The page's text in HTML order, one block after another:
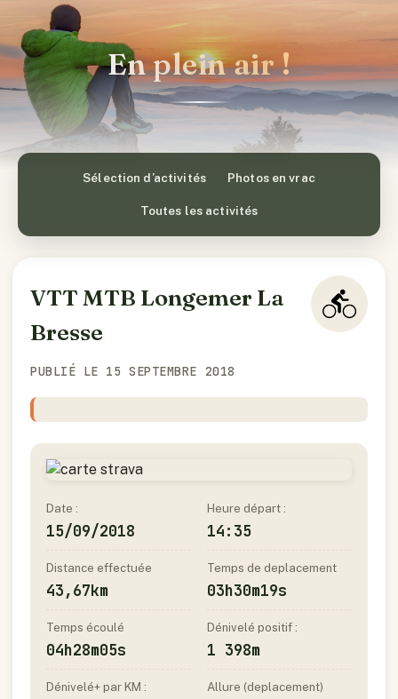
En plein air !
Sélection d’activités Photos en vrac
Toutes les activités
VTT MTB Longemer La
Bresse
PUBLIÉ LE 15 SEPTEMBRE 2018
Date :
15/09/2018
Heure départ :
14:35
Distance effectuée
43,67km
Temps de deplacement
03h30m19s
Temps écoulé
04h28m05s
Dénivelé positif :
1 398m
Dénivelé+ par KM : Allure (deplacement)